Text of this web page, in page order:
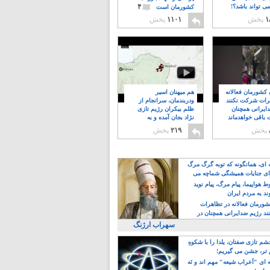
کشورمان است
۴
۱۱۰۱ پخش
تواند باشد؟!
پخش
هم میهنان اسیر
ودربندمان، سرانجام از
ظلم بیکران رژیم تازی
نژاد بجان آمده و به
۲۱۹ پخش
کشورمان فعالانه
شرکت نکنند
همچنان
باقی خواهدماند
پخش
ای، همانگونه که توبه گرگ مرگ
جنایات همیشگی شماچه می
هواپیما، پیام مرگ، پیام نوید
به مردم ایران
فعالانه در تظاهرات
رژیم ضدایرانی همچنان در
خواهدماند
سهراب ارژنگ
تازی صفتان، یلدا را با شکوهِ
تر، جشن می گیریم!
ای "اَعراب شیعه" مهم اند و نَه